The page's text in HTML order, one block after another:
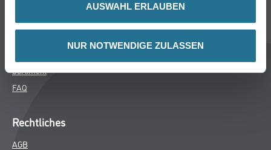
AUSWAHL ERLAUBEN
NUR NOTWENDIGE ZULASSEN
Aktuelles
Sortiment
FAQ
Rechtliches
AGB